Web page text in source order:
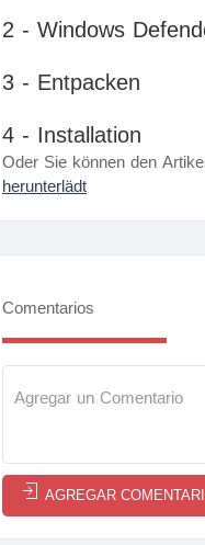
2 - Windows
3 - Entpacken
4 - Installation
Oder Sie können den
herunterlädt
Comentarios
AGREGAR